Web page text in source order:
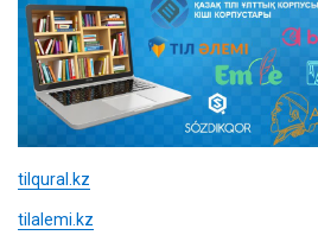
tilqural.kz
tilalemi.kz